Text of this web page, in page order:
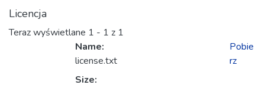
Licencja
Teraz wyświetlane 1 - 1 z 1
Name:
license.txt
Size:
Pobie
rz